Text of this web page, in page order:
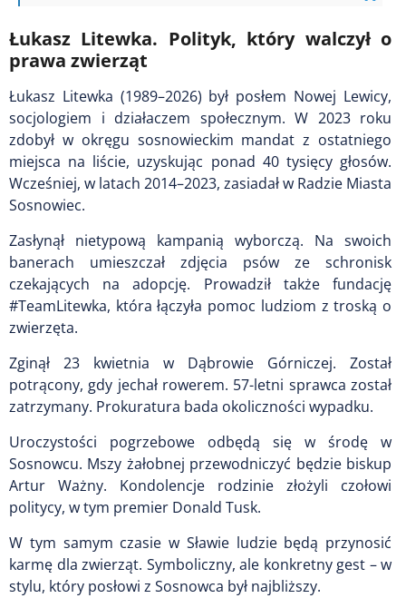
Łukasz Litewka. Polityk, który walczył o
prawa zwierząt
Łukasz Litewka (1989–2026) był posłem Nowej Lewicy,
socjologiem i działaczem społecznym. W 2023 roku
zdobył w okręgu sosnowieckim mandat z ostatniego
miejsca na liście, uzyskując ponad 40 tysięcy głosów.
Wcześniej, w latach 2014–2023, zasiadał w Radzie Miasta
Sosnowiec.
Zasłynął nietypową kampanią wyborczą. Na swoich
banerach umieszczał zdjęcia psów ze schronisk
czekających na adopcję. Prowadził także fundację
#TeamLitewka, która łączyła pomoc ludziom z troską o
zwierzęta.
Zginął 23 kwietnia w Dąbrowie Górniczej. Został
potrącony, gdy jechał rowerem. 57-letni sprawca został
zatrzymany. Prokuratura bada okoliczności wypadku.
Uroczystości pogrzebowe odbędą się w środę w
Sosnowcu. Mszy żałobnej przewodniczyć będzie biskup
Artur Ważny. Kondolencje rodzinie złożyli czołowi
politycy, w tym premier Donald Tusk.
W tym samym czasie w Sławie ludzie będą przynosić
karmę dla zwierząt. Symboliczny, ale konkretny gest – w
stylu, który posłowi z Sosnowca był najbliższy.